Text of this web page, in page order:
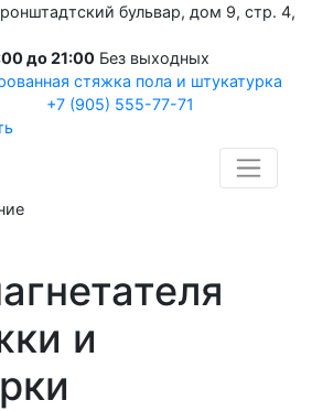
бульвар, дом 9, стр. 4,
до 21:00 Без выходных
стяжка пола и штукатурка
+7 (905) 555-77-71
и